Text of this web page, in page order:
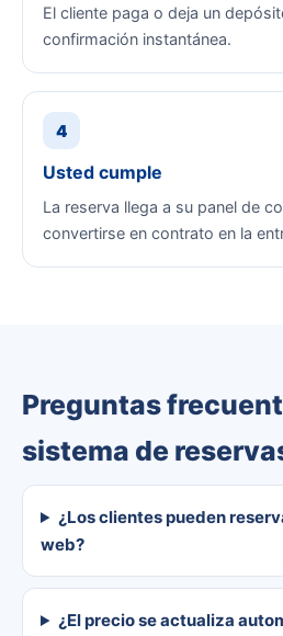
El cliente paga o deja un
confirmación instantánea.
4
Usted cumple
La reserva llega a su panel de
convertirse en contrato en la
Preguntas
sistema de
¿Los clientes pueden
web?
¿El precio se actualiza